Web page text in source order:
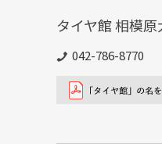
タイヤ館 相模原
042-786-8770